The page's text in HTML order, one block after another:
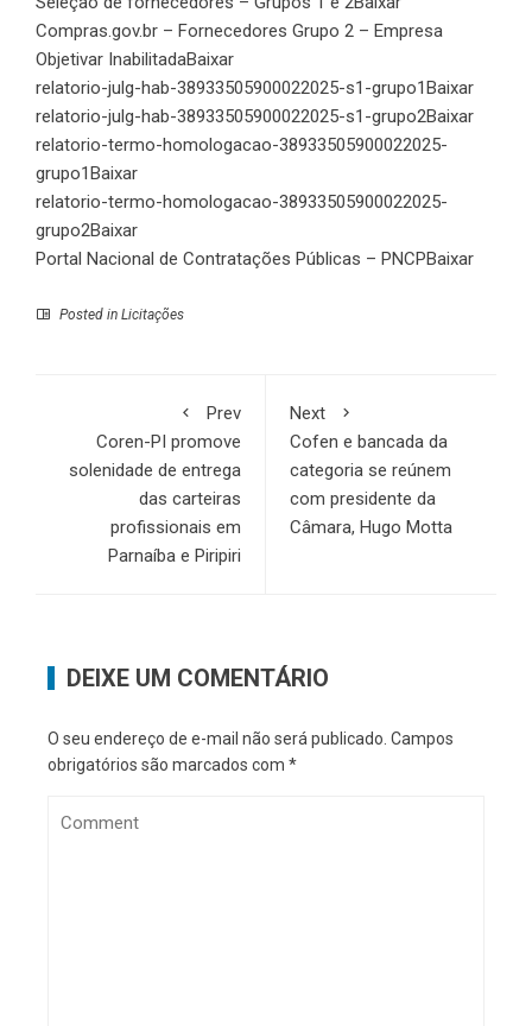
Compras.gov.br – Fornecedores Grupo 2 – Empresa
Objetivar InabilitadaBaixar
relatorio-julg-hab-38933505900022025-s1-grupo1Baixar
relatorio-julg-hab-38933505900022025-s1-grupo2Baixar
relatorio-termo-homologacao-38933505900022025-
grupo1Baixar
relatorio-termo-homologacao-38933505900022025-
grupo2Baixar
Portal Nacional de Contratações Públicas – PNCPBaixar
Posted in Licitações
Prev
Coren-PI promove
solenidade de entrega
das carteiras
profissionais em
Parnaíba e Piripiri
Next
Cofen e bancada da
categoria se reúnem
com presidente da
Câmara, Hugo Motta
DEIXE UM COMENTÁRIO
O seu endereço de e-mail não será publicado. Campos
obrigatórios são marcados com *